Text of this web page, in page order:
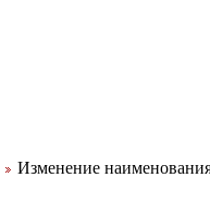
Изменение